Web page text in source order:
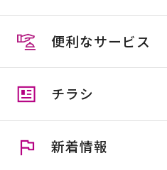
新規登録
スマイルカード会
スマイルカード
アプリ会員とは
クーポン
スマイルカード
スマイルビジネスカ
カンセキカード
便利なサービス
スマイル便
住マイル応援隊
施工協力業者様募
チラシ
新着情報